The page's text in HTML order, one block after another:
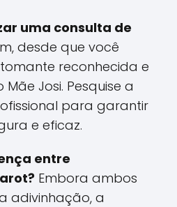
uma consulta de
desde que você
reconhecida e
Josi. Pesquise a
para garantir
e eficaz.
entre
Embora ambos
adivinhação, a